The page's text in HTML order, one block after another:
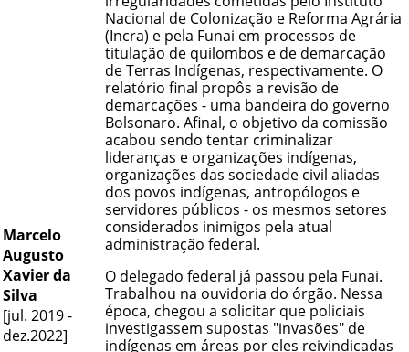
Marcelo
Augusto
Xavier da
Silva
[jul. 2019 -
dez.2022]
Nacional de Colonização e Reforma Agrária
(Incra) e pela Funai em processos de
titulação de quilombos e de demarcação
de Terras Indígenas, respectivamente. O
relatório final propôs a revisão de
demarcações - uma bandeira do governo
Bolsonaro. Afinal, o objetivo da comissão
acabou sendo tentar criminalizar
lideranças e organizações indígenas,
organizações das sociedade civil aliadas
dos povos indígenas, antropólogos e
servidores públicos - os mesmos setores
considerados inimigos pela atual
administração federal.
O delegado federal já passou pela Funai.
Trabalhou na ouvidoria do órgão. Nessa
época, chegou a solicitar que policiais
investigassem supostas "invasões" de
indígenas em áreas por eles reivindicadas